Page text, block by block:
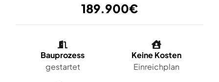
189.900€
Bauprozess
gestartet
Keine Kosten
Einreichplan